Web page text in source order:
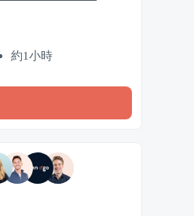
約1小時